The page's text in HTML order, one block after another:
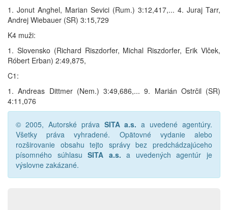
1. Jonut Anghel, Marian Sevici (Rum.) 3:12,417,... 4. Juraj Tarr,
Andrej Wiebauer (SR) 3:15,729
K4 muži:
1. Slovensko (Richard Riszdorfer, Michal Riszdorfer, Erik Vlček,
Róbert Erban) 2:49,875,
C1:
1. Andreas Dittmer (Nem.) 3:49,686,... 9. Marián Ostrčil (SR)
4:11,076
© 2005, Autorské práva SITA a.s. a uvedené agentúry.
Všetky práva vyhradené. Opätovné vydanie alebo
rozširovanie obsahu tejto správy bez predchádzajúceho
písomného súhlasuSITA a.s. a uvedených agentúr je
výslovne zakázané.